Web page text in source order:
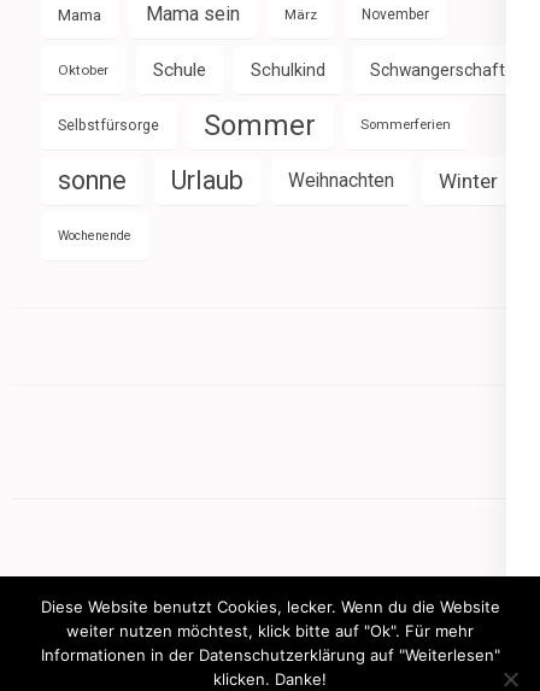
Mama Mama sein März November
Oktober Schule Schulkind Schwangerschaft
Selbstfürsorge Sommer Sommerferien
sonne Urlaub Weihnachten Winter
Wochenende
mamasbusiness.de
Diese Website benutzt Cookies, lecker. Wenn du die Website
weiter nutzen möchtest, klick bitte auf "Ok". Für mehr
Informationen in der Datenschutzerklärung auf "Weiterlesen"
klicken. Danke!